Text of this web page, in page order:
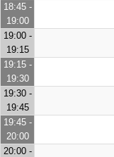
18:45 -
19:00
19:00 -
19:15
19:15 -
19:30
19:30 -
19:45
19:45 -
20:00
20:00 -